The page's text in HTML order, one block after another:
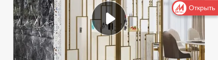
Открыть